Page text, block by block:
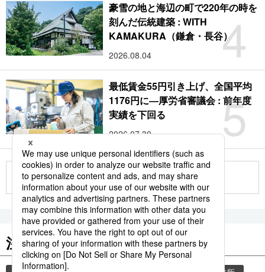
4
豪雪の地と海辺の町で220年の時を
刻んだ伝統建築 : WITH
KAMAKURA（鎌倉・長谷）
2026.08.04
5
最低賃金55円引き上げ、全国平均
1176円に―厚労省審議会 : 前年度
実績を下回る
2026.07.30
もっと見る
注目のキーワード